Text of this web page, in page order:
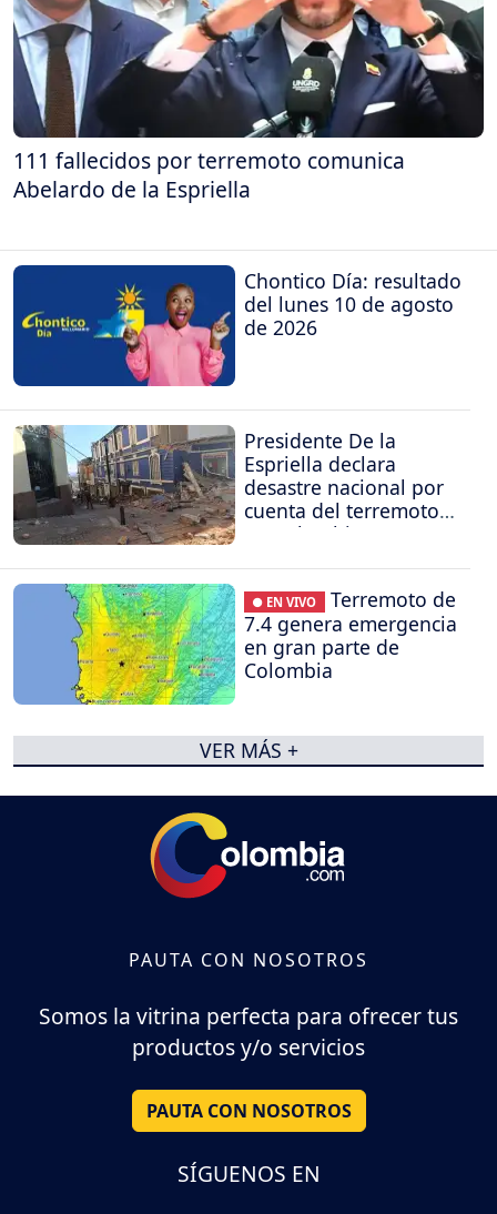
111 fallecidos por terremoto comunica
Abelardo de la Espriella
Chontico Día: resultado
del lunes 10 de agosto
de 2026
Presidente De la
Espriella declara
desastre nacional por
cuenta del terremoto
en Colombia
● EN VIVO
Terremoto de
7.4 genera emergencia
en gran parte de
Colombia
VER MÁS +
PAUTA CON NOSOTROS
Somos la vitrina perfecta para ofrecer tus
productos y/o servicios
PAUTA CON NOSOTROS
SÍGUENOS EN